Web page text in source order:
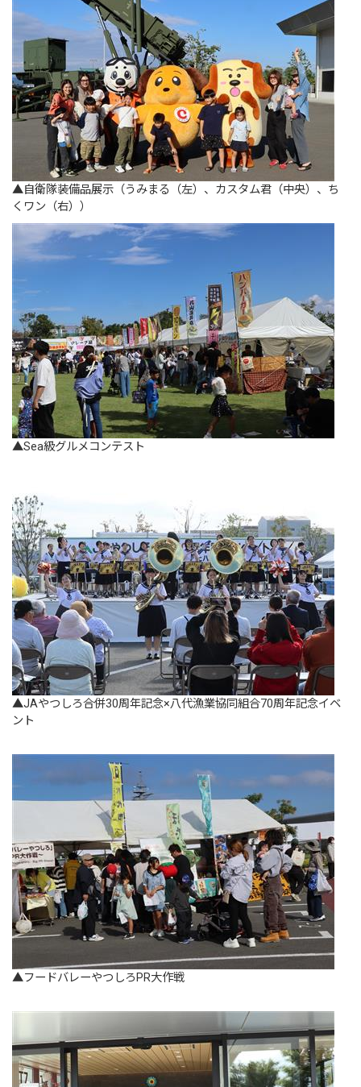
▲自衛隊装備品展示（うみまる（左）、カスタム君（中央）、ち
くワン（右））
▲Sea級グルメコンテスト
▲JAやつしろ合併30周年記念×八代漁業協同組合70周年記念イベ
ント
▲フードバレーやつしろPR大作戦